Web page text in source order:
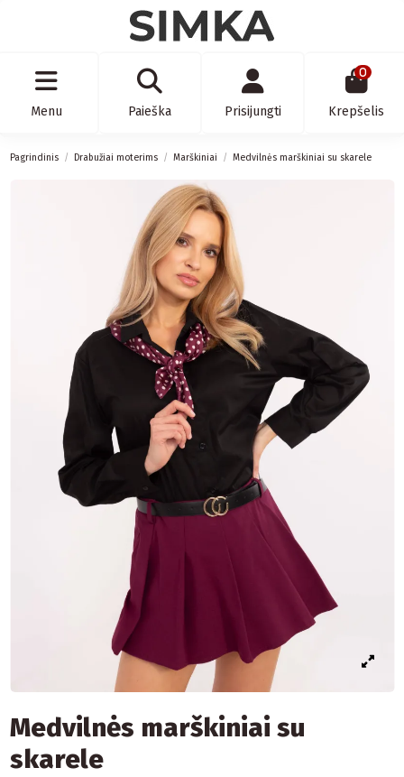
Menu Paieška Prisijungti
0
Krepšelis
Pagrindinis Drabužiai moterims Marškiniai Medvilnės marškiniai su skarele
Medvilnės marškiniai su
skarele